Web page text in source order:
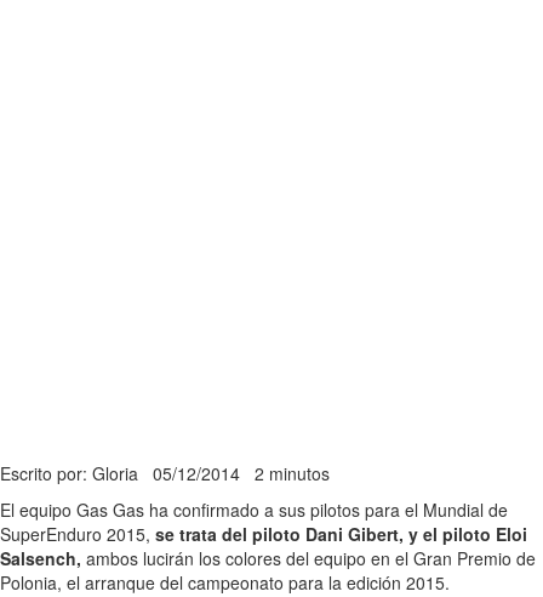
Escrito por: Gloria 05/12/2014 2 minutos
El equipo Gas Gas ha confirmado a sus pilotos para el Mundial de
SuperEnduro 2015, se trata del piloto Dani Gibert, y el piloto Eloi
Salsench, ambos lucirán los colores del equipo en el Gran Premio de
Polonia, el arranque del campeonato para la edición 2015.